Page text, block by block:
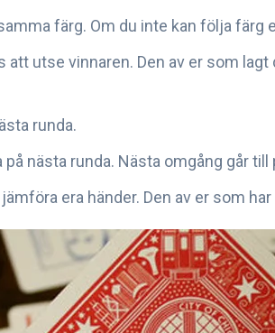
färg. Om du inte kan följa
att utse vinnaren. Den av er som
runda.
nästa runda. Nästa omgång går
era händer. Den av er som